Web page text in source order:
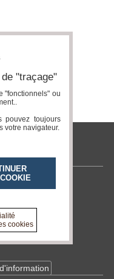
"traçage"
"fonctionnels" ou
pouvez toujours
votre navigateur.
cookies